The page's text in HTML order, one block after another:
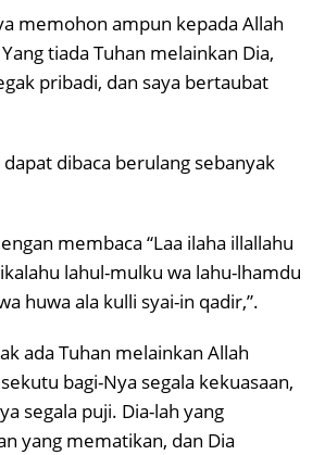
memohon ampun kepada Allah
tiada Tuhan melainkan Dia,
pribadi, dan saya bertaubat
dibaca berulang sebanyak
membaca “Laa ilaha illallahu
lahul-mulku wa lahu-lhamdu
huwa ala kulli syai-in qadir,”.
ada Tuhan melainkan Allah
bagi-Nya segala kekuasaan,
segala puji. Dia-lah yang
yang mematikan, dan Dia